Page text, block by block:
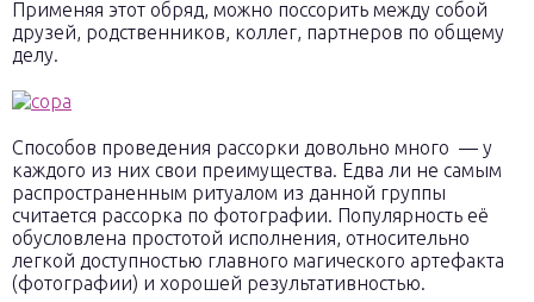
Применяя этот обряд, можно поссорить между собой
друзей, родственников, коллег, партнеров по общему
делу.
Способов проведения рассорки довольно много — у
каждого из них свои преимущества. Едва ли не самым
распространенным ритуалом из данной группы
считается рассорка по фотографии. Популярность её
обусловлена простотой исполнения, относительно
легкой доступностью главного магического артефакта
(фотографии) и хорошей результативностью.